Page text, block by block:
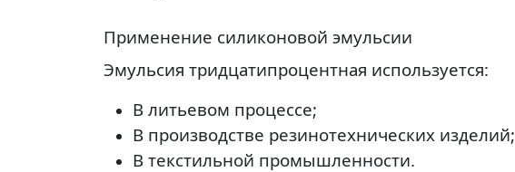
Применение силиконовой эмульсии
Эмульсия тридцатипроцентная используется:
В литьевом процессе;
В производстве резинотехнических изделий;
В текстильной промышленности.